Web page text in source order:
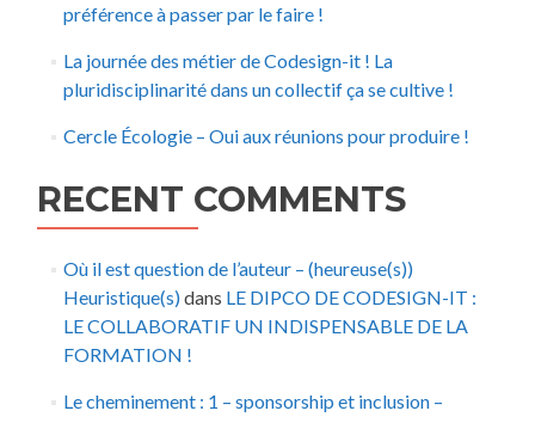
préférence à passer par le faire !
La journée des métier de Codesign-it ! La
pluridisciplinarité dans un collectif ça se cultive !
Cercle Écologie – Oui aux réunions pour produire !
RECENT COMMENTS
Où il est question de l’auteur – (heureuse(s))
Heuristique(s)dans LE DIPCO DE CODESIGN-IT :
LE COLLABORATIF UN INDISPENSABLE DE LA
FORMATION !
Le cheminement : 1 – sponsorship et inclusion –